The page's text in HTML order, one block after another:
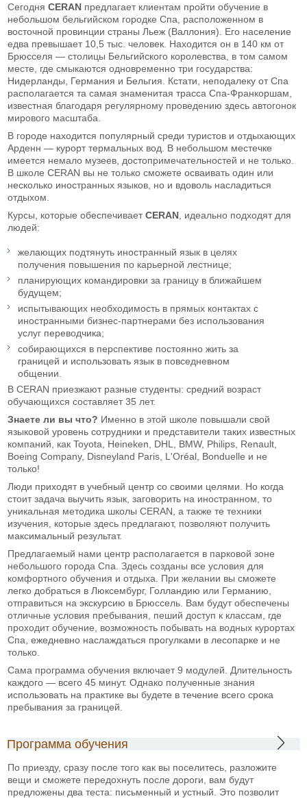
Сегодня CERAN предлагает клиентам пройти обучение в
небольшом бельгийском городке Спа, расположенном в
восточной провинции страны Льеж (Валлония). Его население
едва превышает 10,5 тыс. человек. Находится он в 140 км от
Брюсселя — столицы Бельгийского королевства, в том самом
месте, где смыкаются одновременно три государства:
Нидерланды, Германия и Бельгия. Кстати, неподалеку от Спа
располагается та самая знаменитая трасса Спа-Франкоршам,
известная благодаря регулярному проведению здесь автогонок
мирового масштаба.
В городе находится популярный среди туристов и отдыхающих
Арденн — курорт термальных вод. В небольшом местечке
имеется немало музеев, достопримечательностей и не только.
В школе CERAN вы не только сможете осваивать один или
несколько иностранных языков, но и вдоволь насладиться
отдыхом.
Курсы, которые обеспечиваетCERAN , идеально подходят для
людей:
желающих подтянуть иностранный язык в целях
получения повышения по карьерной лестнице;
планирующих командировки за границу в ближайшем
будущем;
испытывающих необходимость в прямых контактах с
иностранными бизнес-партнерами без использования
услуг переводчика;
собирающихся в перспективе постоянно жить за
границей и использовать язык в повседневном
общении.
В CERAN приезжают разные студенты: средний возраст
обучающихся составляет 35 лет.
Знаете ли вы что? Именно в этой школе повышали свой
языковой уровень сотрудники и представители таких известных
компаний, как Toyota, Heineken, DHL, BMW, Philips, Renault,
Boeing Company, Disneyland Paris, L'Oréal, Bonduelle и не
только!
Люди приходят в учебный центр со своими целями. Но когда
стоит задача выучить язык, заговорить на иностранном, то
уникальная методика школы CERAN, а также те техники
изучения, которые здесь предлагают, позволяют получить
максимальный результат.
Предлагаемый нами центр располагается в парковой зоне
небольшого города Спа. Здесь созданы все условия для
комфортного обучения и отдыха. При желании вы сможете
легко добраться в Люксембург, Голландию или Германию,
отправиться на экскурсию в Брюссель. Вам будут обеспечены
отличные условия пребывания, пеший доступ к классам, где
проходит обучение, возможность побывать на водных курортах
Спа, ежедневно наслаждаться прогулками в лесопарке и не
только.
Сама программа обучения включает 9 модулей. Длительность
каждого — всего 45 минут. Однако полученные знания
использовать на практике вы будете в течение всего срока
пребывания за границей.
Программа обучения
По приезду, сразу после того как вы поселитесь, разложите
вещи и сможете передохнуть после дороги, вам будут
предложены два теста: письменный и устный. Это позволит